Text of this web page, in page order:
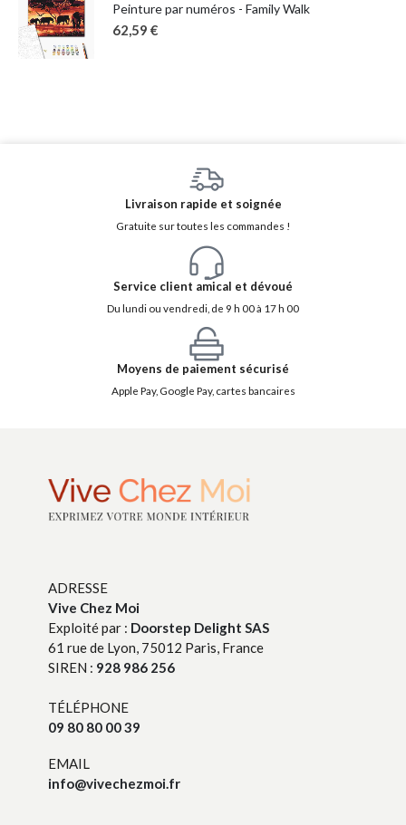
Peinture par numéros - Family Walk
62,59 €
Livraison rapide et soignée
Gratuite sur toutes les commandes !
Service client amical et dévoué
Du lundi ou vendredi, de 9 h 00 à 17 h 00
Moyens de paiement sécurisé
Apple Pay, Google Pay, cartes bancaires
ADRESSE
Vive Chez Moi
Exploité par : Doorstep Delight SAS
61 rue de Lyon, 75012 Paris, France
SIREN : 928 986 256
TÉLÉPHONE
09 80 80 00 39
EMAIL
info@vivechezmoi.fr